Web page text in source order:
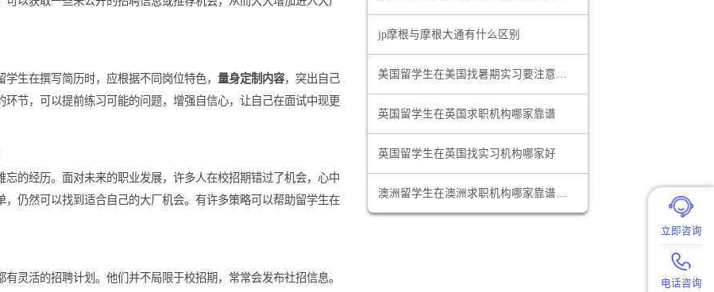
留学期间，留学生不妨主动拓展自己的职业网络，通过参加行业聚会、校友
人脉，可以获取一些未公开的招聘信息或推荐机会，从而大大增加进入大厂
。留学生在撰写简历时，应根据不同岗位特色，
，突出自己
重要的环节，可以提前练习可能的问题，增强自信心，让自己在面试中现更
而难忘的经历。面对未来的职业发展，许多人在校招期错过了机会，心中
推荐文章
jp摩根与摩根大通有什么区别
英国留学生在英国求职机构哪家靠谱
澳洲留学生在澳洲求职机构哪家靠谱？为何海马职加是靠谱之选